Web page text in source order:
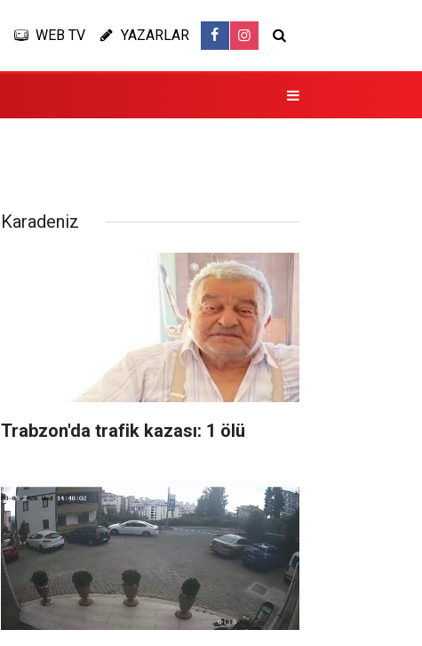
WEB TV YAZARLAR
Karadeniz
Trabzon'da trafik kazası: 1 ölü